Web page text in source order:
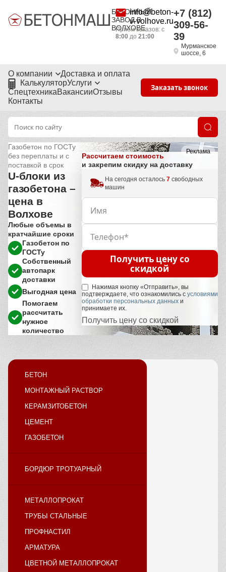
БЕТОННЫЙ
ЗАВОД В
ВОЛХОВЕ
info@beton-
v-volhove.ru
Приём заказов: с
8:00до 21:00
+7 (812)
309-56-
39
Мурманское
шоссе, 6
О компании
Доставка и оплата
КалькуляторУслуги
СпецтехникаВакансииОтзывы
Контакты
Заказать звонок
Реклама
Газобетон по ГОСТу
без переплаты и с
поставкой в срок
U-блоки из
газобетона –
цена в
Волхове
Любые объемы в
кратчайшие сроки
Газобетон по
ГОСТу
Собственный
автопарк
доставки
Выгодная цена
Помогаем
рассчитать
нужное
количество
Рассчитаем стоимость
и закрепим скидку на доставку
На сегодня осталось 7свободных
машин
Получить цену со
скидкой
Нажимая кнопку «Отправить», вы
подтверждаете, что ознакомились с условиями
обработки персональных данныхи
принимаете их.
Получить цену со скидкой
БЕТОН
МОНТАЖНЫЙ РАСТВОР
КЕРАМЗИТОБЕТОН
ЦЕМЕНТ
ГАЗОБЕТОН
БОРДЮР ТРОТУАРНЫЙ
МЕТАЛЛОПРОКАТ
ТРУБЫ СТАЛЬНЫЕ
ПРОФНАСТИЛ
АРМАТУРА
ЦВЕТНОЙ МЕТАЛЛОПРОКАТ